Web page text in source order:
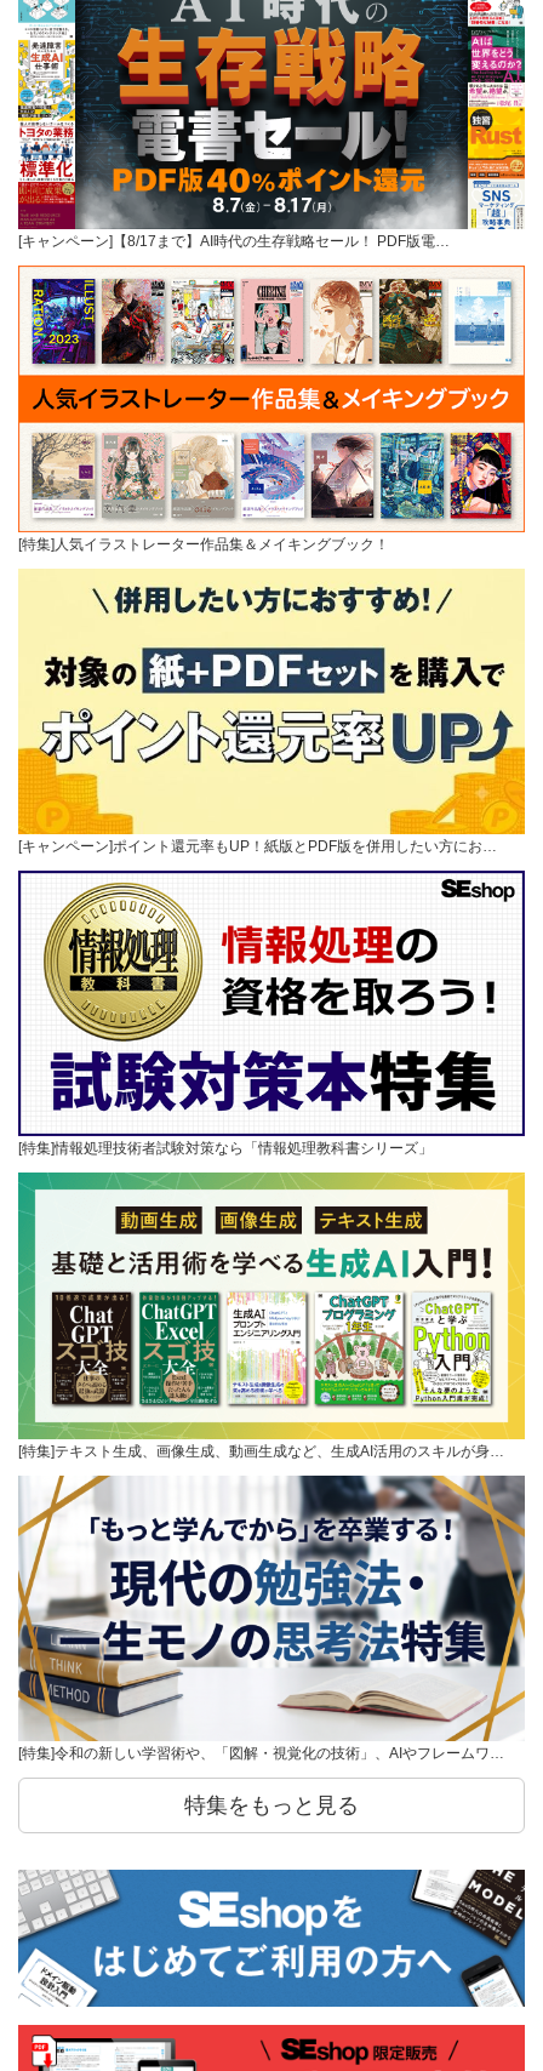
[キャンペーン]【8/17まで】AI時代の生存戦略セール！ PDF版電…
[特集]人気イラストレーター作品集＆メイキングブック！
[キャンペーン]ポイント還元率もUP！紙版とPDF版を併用したい方にお…
[特集]情報処理技術者試験対策なら「情報処理教科書シリーズ」
[特集]テキスト生成、画像生成、動画生成など、生成AI活用のスキルが身…
[特集]令和の新しい学習術や、「図解・視覚化の技術」、AIやフレームワ…
特集をもっと見る